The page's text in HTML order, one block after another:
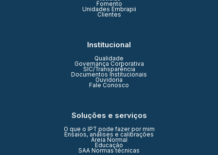
Fomento
Unidades Embrapii
Clientes
Institucional
Qualidade
Governança Corporativa
SIC/Transparência
Documentos Institucionais
Ouvidoria
Fale Conosco
Soluções e serviços
O que o IPT pode fazer por mim
Ensaios, análises e calibrações
Areia Normal
Educação
SAA Normas técnicas